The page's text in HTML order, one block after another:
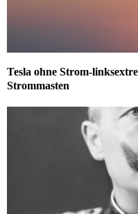
Tesla ohne Strom-
Strommasten